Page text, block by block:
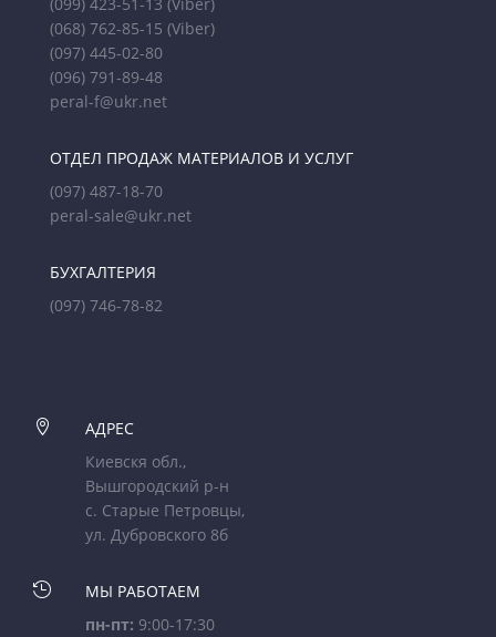
(068) 762-85-15 (Viber)
(097) 445-02-80
(096) 791-89-48
peral-f@ukr.net
ОТДЕЛ ПРОДАЖ МАТЕРИАЛОВ И УСЛУГ
(097) 487-18-70
peral-sale@ukr.net
БУХГАЛТЕРИЯ
(097) 746-78-82

АДРЕС
Киевскя обл.,
Вышгородский р-н
с. Старые Петровцы,
ул. Дубровского 8б

МЫ РАБОТАЕМ
пн-пт: 9:00-17:30